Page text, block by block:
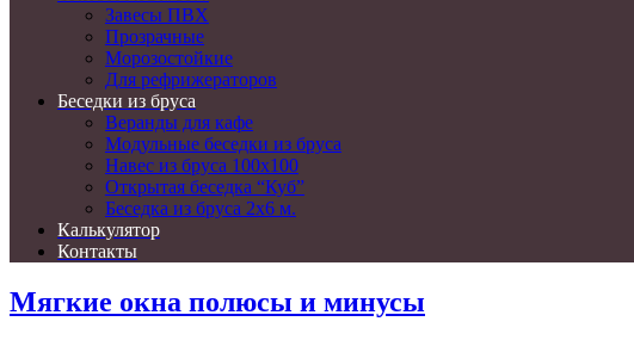
Завесы ПВХ
Прозрачные
Морозостойкие
Для рефрижераторов
Беседки из бруса
Веранды для кафе
Модульные беседки из бруса
Навес из бруса 100х100
Открытая беседка “Куб”
Беседка из бруса 2х6 м.
Калькулятор
Контакты
Мягкие окна полюсы и минусы